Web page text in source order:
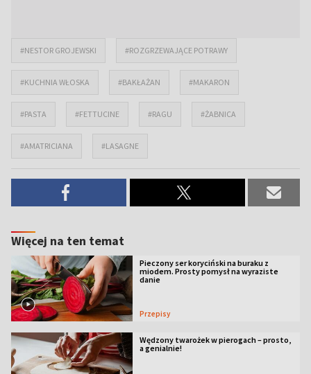
#NESTOR GROJEWSKI #ROZGRZEWAJĄCE POTRAWY
#KUCHNIA WŁOSKA #BAKŁAŻAN #MAKARON
#PASTA #FETTUCINE #RAGU #ŻABNICA
#AMATRICIANA #LASAGNE
Więcej na ten temat
Pieczony ser koryciński na buraku z
miodem. Prosty pomysł na wyraziste
danie
Przepisy
Wędzony twarożek w pierogach – prosto,
a genialnie!